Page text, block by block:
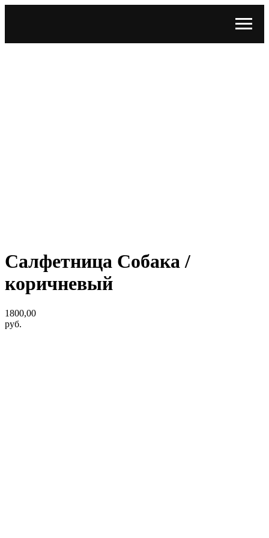
Салфетница Собака /
коричневый
1800,00
руб.